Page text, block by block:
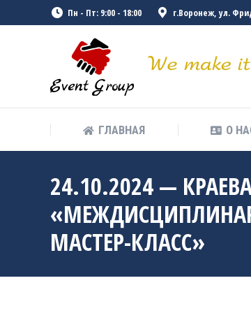
Пн - Пт: 9:00 - 18:00 г.Воронеж, ул.
ГЛАВНАЯ О
24.10.2024 —
МАСТЕР-КЛАСС»
ГЛАВНАЯ О